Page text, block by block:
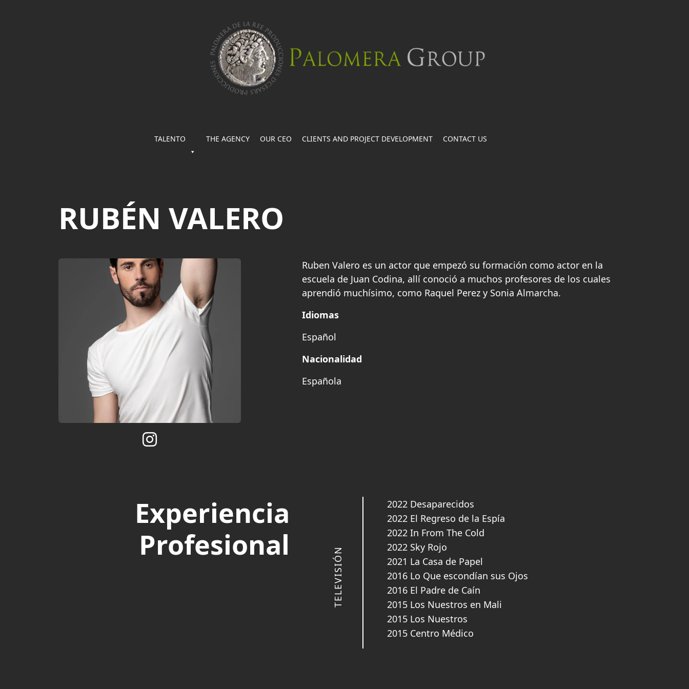
TALENTO THE AGENCY OUR CEO CLIENTS AND PROJECT DEVELOPMENT CONTACT US
RUBÉN VALERO
Ruben Valero es un actor que empezó su formación como actor en la
escuela de Juan Codina, allí conoció a muchos profesores de los cuales
aprendió muchísimo, como Raquel Perez y Sonia Almarcha.
Idiomas
Español
Nacionalidad
Española
Experiencia
Profesional
TELEVISIÓN
2022 Desaparecidos
2022 El Regreso de la Espía
2022 In From The Cold
2022 Sky Rojo
2021 La Casa de Papel
2016 Lo Que escondían sus Ojos
2016 El Padre de Caín
2015 Los Nuestros en Mali
2015 Los Nuestros
2015 Centro Médico